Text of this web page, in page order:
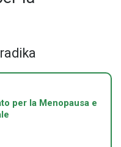
per la Menopausa e